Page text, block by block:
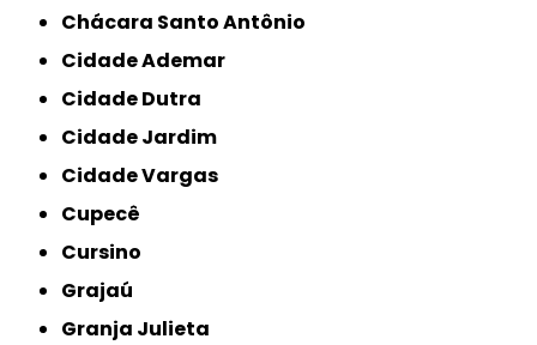
Chácara Santo Antônio
Cidade Ademar
Cidade Dutra
Cidade Jardim
Cidade Vargas
Cupecê
Cursino
Grajaú
Granja Julieta